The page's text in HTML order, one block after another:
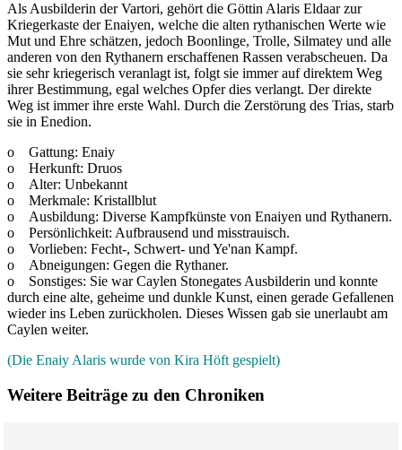
Als Ausbilderin der Vartori, gehört die Göttin Alaris Eldaar zur
Kriegerkaste der Enaiyen, welche die alten rythanischen Werte wie
Mut und Ehre schätzen, jedoch Boonlinge, Trolle, Silmatey und alle
anderen von den Rythanern erschaffenen Rassen verabscheuen. Da
sie sehr kriegerisch veranlagt ist, folgt sie immer auf direktem Weg
ihrer Bestimmung, egal welches Opfer dies verlangt. Der direkte
Weg ist immer ihre erste Wahl. Durch die Zerstörung des Trias, starb
sie in Enedion.
o Gattung: Enaiy
o Herkunft: Druos
o Alter: Unbekannt
o Merkmale: Kristallblut
o Ausbildung: Diverse Kampfkünste von Enaiyen und Rythanern.
o Persönlichkeit: Aufbrausend und misstrauisch.
o Vorlieben: Fecht-, Schwert- und Ye'nan Kampf.
o Abneigungen: Gegen die Rythaner.
o Sonstiges: Sie war Caylen Stonegates Ausbilderin und konnte
durch eine alte, geheime und dunkle Kunst, einen gerade Gefallenen
wieder ins Leben zurückholen. Dieses Wissen gab sie unerlaubt am
Caylen weiter.
(Die Enaiy Alaris wurde von Kira Höft gespielt)
Weitere Beiträge zu den Chroniken